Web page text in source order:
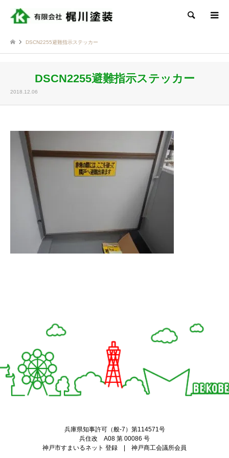
検索
DSCN2255避難指示ステッカー
DSCN2255避難指示ステッカー
2018.12.06
兵庫県知事許可（般-7）第114571号
兵住改 A08 第 00086 号
神戸市すまいるネット 登録 | 神戸商工会議所会員